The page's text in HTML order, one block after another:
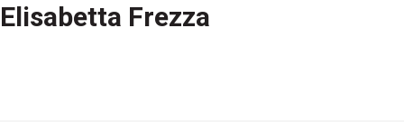
Elisabetta Frezza